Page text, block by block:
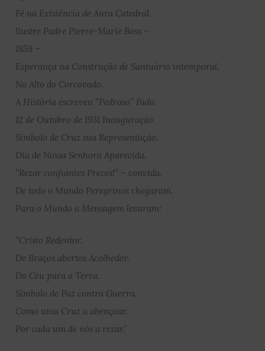
Fé na Existência de Aura Catedral.
Ilustre Padre Pierre-Marie Boss –
1859 –
Esperança na Construção de Santuário intemporal.
No Alto do Corcovado.
A História escreveu “Pedroso” Fado.
12 de Outubro de 1931 Inauguração.
Símbolo de Cruz sua Representação.
Dia de Nossa Senhora Aparecida.
“Rezar confiantes Preces!” – convida.
De todo o Mundo Peregrinos chegaram.
Para o Mundo a Mensagem levaram:
“Cristo Redentor.
De Braços abertos Acolhedor.
Do Céu para a Terra.
Símbolo de Paz contra Guerra.
Como uma Cruz a abençoar.
Por cada um de nós a rezar.”